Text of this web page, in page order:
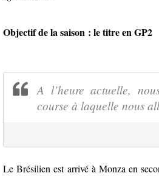
Objectif de la saison : le titre en GP2
A l’heure actuelle,
course à laquelle nous
Le Brésilien est arrivé à Monza en